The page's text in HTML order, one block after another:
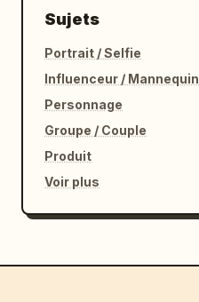
Sujets
Portrait / Selfie
Influenceur / Mannequin
Personnage
Groupe / Couple
Produit
Voir plus